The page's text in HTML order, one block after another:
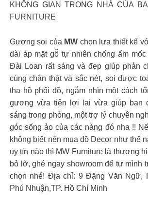
KHÔNG GIAN TRONG NHÀ CỦA
FURNITURE
Gương soi của MW chọn lựa thiết kế
dài áp mặt gỗ tự nhiên chống ẩm
Đài Loan rất sáng và đẹp giúp phản
cùng chân thật và sắc nét, soi được
tha hồ phối đồ, ngắm nhìn một cách
gương vừa tiện lợi lai vừa giúp bạn
sáng trong phòng, một trợ lý chuyên
góc sống ảo của các nàng đó nha !!
không biết nên mua đồ Decor như thế
uy tín nào thì MW Furniture là thương
bỏ lỡ, ghé ngay showroom để tự mình
chọn nhé! Địa chỉ: 9 Đặng Văn Ngữ,
Phú Nhuận,TP. Hồ Chí Minh